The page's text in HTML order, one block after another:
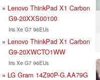
Lenovo ThinkPad X1 Carbon
G9-20XXS00100
Iris Xe G7 96EUs
Lenovo ThinkPad X1 Carbon
G9-20XWCTO1WW
Iris Xe G7 96EUs
LG Gram 14Z90P-G.AA79G